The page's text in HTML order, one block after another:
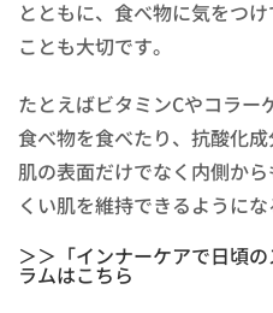
とともに、食べ物に気をつ
ことも大切です。
たとえばビタミンCやコラー
食べ物を食べたり、抗酸化
肌の表面だけでなく内側か
くい肌を維持できるようにな
＞＞「インナーケアで日頃
ラムはこちら